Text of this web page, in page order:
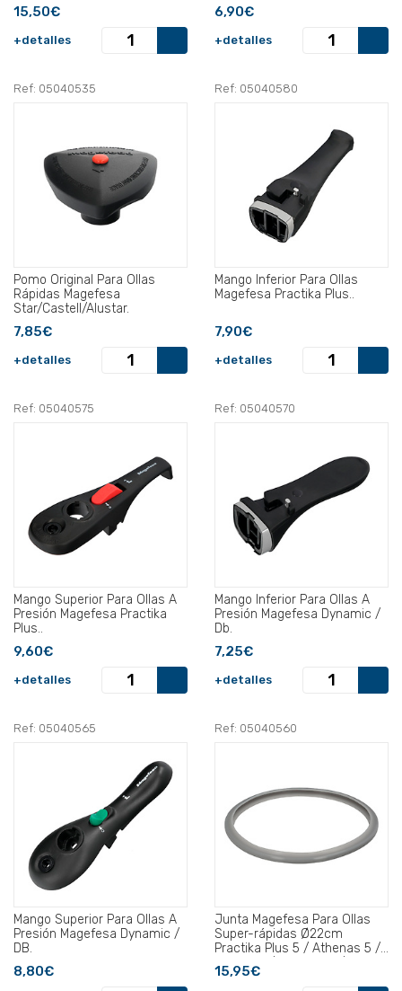
15,50€
+detalles
6,90€
+detalles
Ref: 05040535
Pomo Original Para Ollas
Rápidas Magefesa
Star/Castell/Alustar.
7,85€
+detalles
Ref: 05040580
Mango Inferior Para Ollas
Magefesa Practika Plus..
7,90€
+detalles
Ref: 05040575
Mango Superior Para Ollas A
Presión Magefesa Practika
Plus..
9,60€
+detalles
Ref: 05040570
Mango Inferior Para Ollas A
Presión Magefesa Dynamic /
Db.
7,25€
+detalles
Ref: 05040565
Mango Superior Para Ollas A
Presión Magefesa Dynamic /
DB.
8,80€
Ref: 05040560
Junta Magefesa Para Ollas
Super-rápidas Ø22cm
Practika Plus 5 / Athenas 5 /
Favorit 5 / Dynamic 5/ Db5..
15,95€